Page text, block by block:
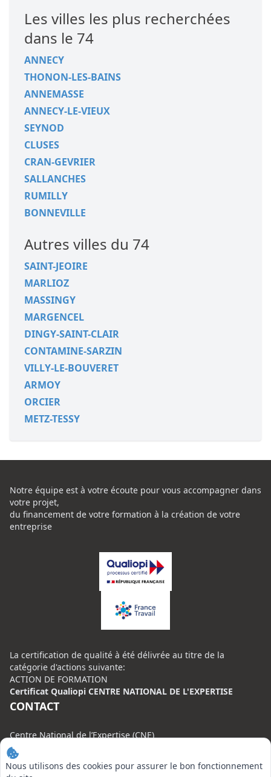
Les villes les plus recherchées
dans le 74
ANNECY
THONON-LES-BAINS
ANNEMASSE
ANNECY-LE-VIEUX
SEYNOD
CLUSES
CRAN-GEVRIER
SALLANCHES
RUMILLY
BONNEVILLE
Autres villes du 74
SAINT-JEOIRE
MARLIOZ
MASSINGY
MARGENCEL
DINGY-SAINT-CLAIR
CONTAMINE-SARZIN
VILLY-LE-BOUVERET
ARMOY
ORCIER
METZ-TESSY
Nous utilisons des cookies pour assurer le bon fonctionnement
Notre équipe est à votre écoute pour vous accompagner dans
votre projet,
du financement de votre formation à la création de votre
entreprise
La certification de qualité à été délivrée au titre de la
catégorie d'actions suivante:
ACTION DE FORMATION
Certificat Qualiopi CENTRE NATIONAL DE L'EXPERTISE
CONTACT
Centre National de l’Expertise (CNE)
20 rue Henri Regnault, 75008 Paris
N°VERT : 0800 00 80 89